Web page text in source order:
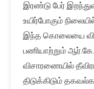
இரண்டு பேர்
உயிர்போகும்
இந்த கொலையை
பணியாற்றும்
விசாரணையில்
திடுக்கிடும்